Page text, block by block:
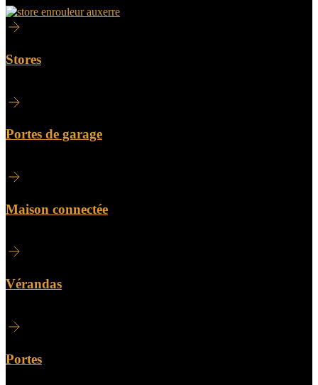
Stores
Portes de garage
Maison connectée
Vérandas
Portes